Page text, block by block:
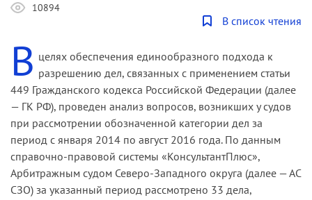
10894
В список чтения
В целях обеспечения единообразного подхода к
разрешению дел, связанных с применением статьи
449 Гражданского кодекса Российской Федерации (далее
— ГК РФ), проведен анализ вопросов, возникших у судов
при рассмотрении обозначенной категории дел за
период с января 2014 по август 2016 года. По данным
справочно-правовой системы «КонсультантПлюс»,
Арбитражным судом Северо-Западного округа (далее — АС
СЗО) за указанный период рассмотрено 33 дела,